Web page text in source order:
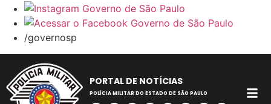
/governosp
PORTAL DE NOTÍCIAS
POLÍCIA MILITAR DO ESTADO DE SÃO PAULO